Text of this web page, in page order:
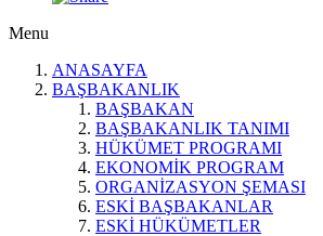
Menu
ANASAYFA
BAŞBAKANLIK
BAŞBAKAN
BAŞBAKANLIK TANIMI
HÜKÜMET PROGRAMI
EKONOMİK PROGRAM
ORGANİZASYON ŞEMASI
ESKİ BAŞBAKANLAR
ESKİ HÜKÜMETLER